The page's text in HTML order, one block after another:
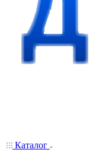
Каталог